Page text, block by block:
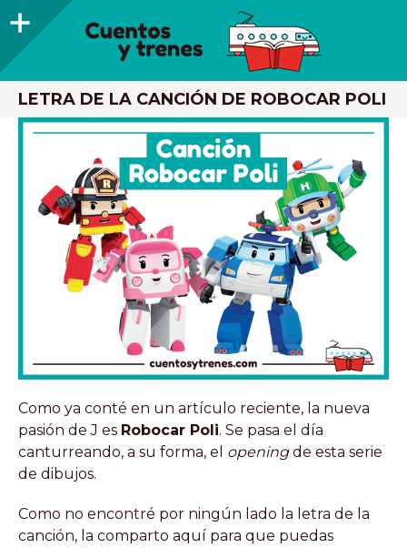
Barra
CUENTOS Y TRENES
TRENES DE MADERA Y LIBROS INFANTILES RECOMENDADOS
LETRA DE LA CANCIÓN DE ROBOCAR POLI
Como ya conté en un artículo reciente, la nueva
pasión de J es Robocar Poli. Se pasa el día
canturreando, a su forma, el openingde esta serie
de dibujos.
Como no encontré por ningún lado la letra de la
canción, la comparto aquí para que puedas